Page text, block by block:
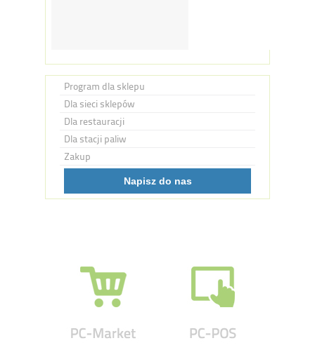
Program dla sklepu
Dla sieci sklepów
Dla restauracji
Dla stacji paliw
Zakup
Napisz do nas